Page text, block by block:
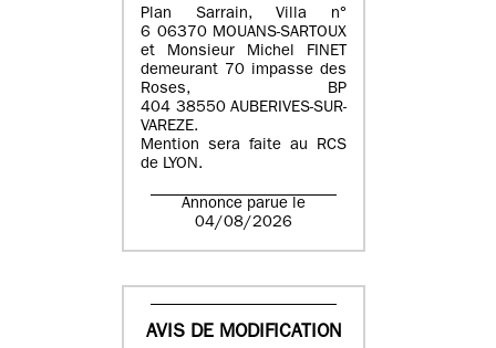
Plan Sarrain, Villa n°
6 06370 MOUANS-SARTOUX
et Monsieur Michel FINET
demeurant 70 impasse des
Roses, BP
404 38550 AUBERIVES-SUR-
VAREZE.
Mention sera faite au RCS
de LYON.
Annonce parue le
04/08/2026
AVIS DE MODIFICATION